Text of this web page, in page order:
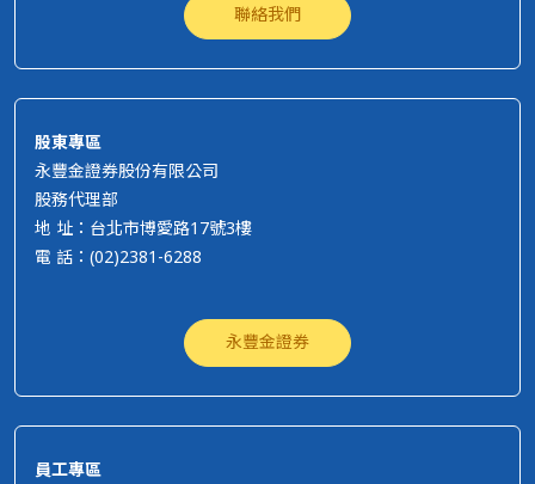
聯絡我們
股東專區
永豐金證券股份有限公司
股務代理部
地 址：台北市博愛路17號3樓
電 話：(02)2381-6288
永豐金證券
員工專區